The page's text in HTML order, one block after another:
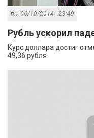
пн, 06/10/2014 - 23:49
Рубль ускорил
Курс доллара достиг
49,36 рубля